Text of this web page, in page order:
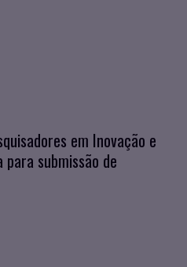
em Inovação e
para submissão de